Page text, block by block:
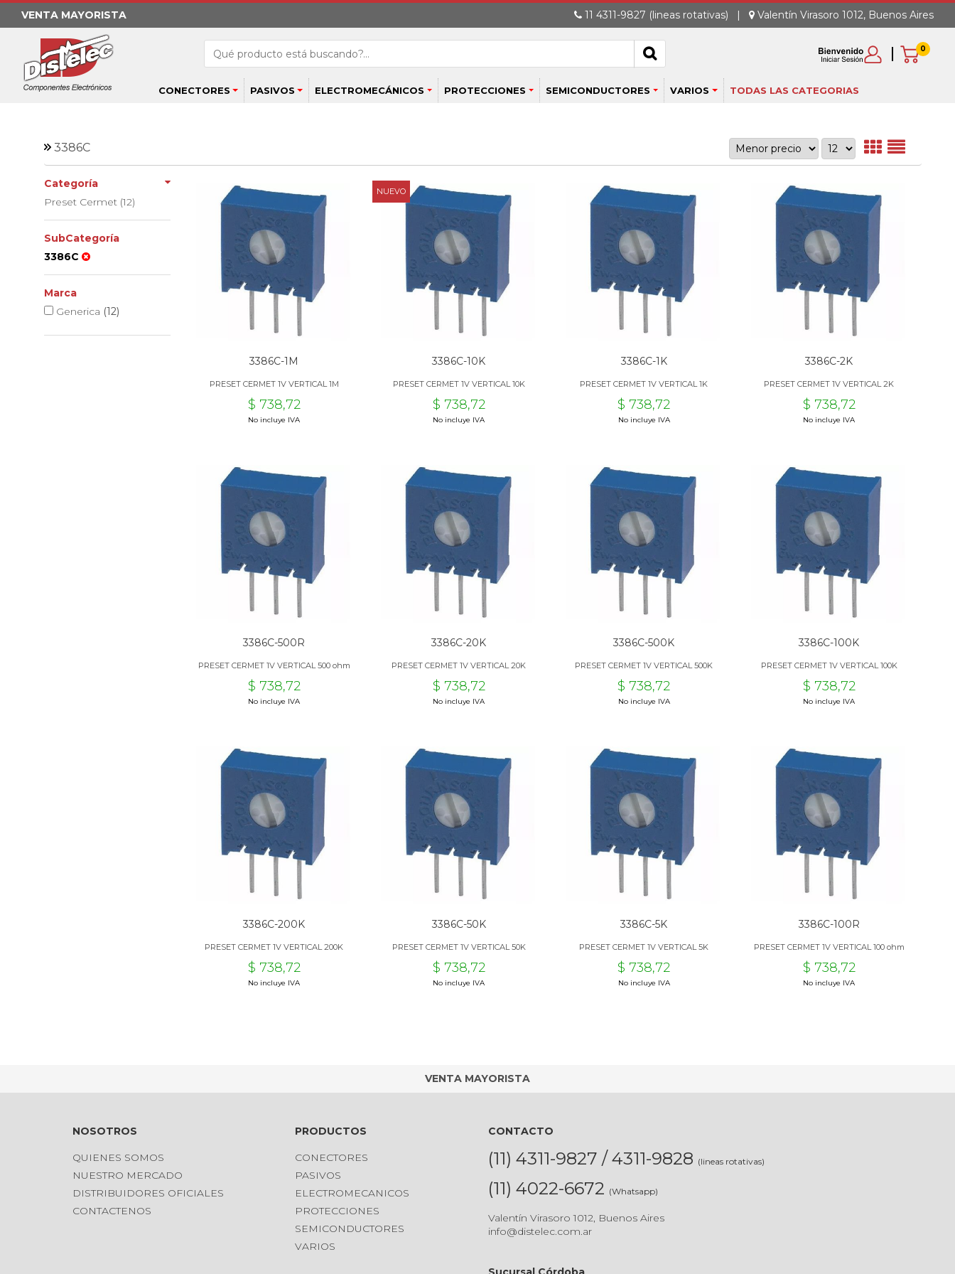
VENTA MAYORISTA 11 4311-9827 (lineas rotativas) | Valentín Virasoro 1012, Buenos Aires
0
CONECTORES PASIVOS ELECTROMECÁNICOS PROTECCIONES SEMICONDUCTORES VARIOS TODAS LAS CATEGORIAS
3386C
Categoría
Preset Cermet (12)
SubCategoría
3386C
Marca
Generica (12)
3386C-1M
PRESET CERMET 1V VERTICAL 1M
$ 738,72
No incluye IVA
NUEVO
3386C-10K
PRESET CERMET 1V VERTICAL 10K
$ 738,72
No incluye IVA
3386C-1K
PRESET CERMET 1V VERTICAL 1K
$ 738,72
No incluye IVA
3386C-2K
PRESET CERMET 1V VERTICAL 2K
$ 738,72
No incluye IVA
3386C-500R
PRESET CERMET 1V VERTICAL 500 ohm
$ 738,72
No incluye IVA
3386C-20K
PRESET CERMET 1V VERTICAL 20K
$ 738,72
No incluye IVA
3386C-500K
PRESET CERMET 1V VERTICAL 500K
$ 738,72
No incluye IVA
3386C-100K
PRESET CERMET 1V VERTICAL 100K
$ 738,72
No incluye IVA
3386C-200K
PRESET CERMET 1V VERTICAL 200K
$ 738,72
No incluye IVA
3386C-50K
PRESET CERMET 1V VERTICAL 50K
$ 738,72
No incluye IVA
3386C-5K
PRESET CERMET 1V VERTICAL 5K
$ 738,72
No incluye IVA
3386C-100R
PRESET CERMET 1V VERTICAL 100 ohm
$ 738,72
No incluye IVA
VENTA MAYORISTA
NOSOTROS
QUIENES SOMOS
NUESTRO MERCADO
DISTRIBUIDORES OFICIALES
CONTACTENOS
PRODUCTOS
CONECTORES
PASIVOS
ELECTROMECANICOS
PROTECCIONES
SEMICONDUCTORES
VARIOS
CONTACTO
(11) 4311-9827 / 4311-9828 (lineas rotativas)
(11) 4022-6672 (Whatsapp)
Valentín Virasoro 1012, Buenos Aires
info@distelec.com.ar